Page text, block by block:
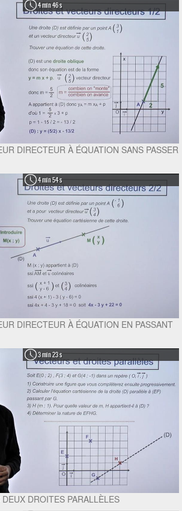
4 min 46 s
DIRECTEUR À ÉQUATION SANS PASSER
4 min 54 s
DIRECTEUR À ÉQUATION EN PASSANT
3 min 23 s
DROITES PARALLÈLES